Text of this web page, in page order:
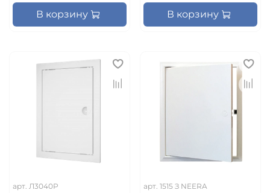
В корзину В корзину
арт. Л3040Р арт. 1515 З NEERA